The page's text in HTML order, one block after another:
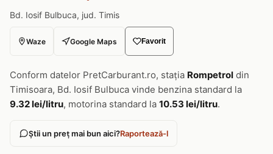
Bd. Iosif Bulbuca, jud. Timis
Waze Google Maps Favorit
Conform datelor PretCarburant.ro, stația Rompetrol din
Timisoara, Bd. Iosif Bulbuca vinde benzina standard la
9.32 lei/litru, motorina standard la 10.53 lei/litru.
Știi un preț mai bun aici?Raportează-l